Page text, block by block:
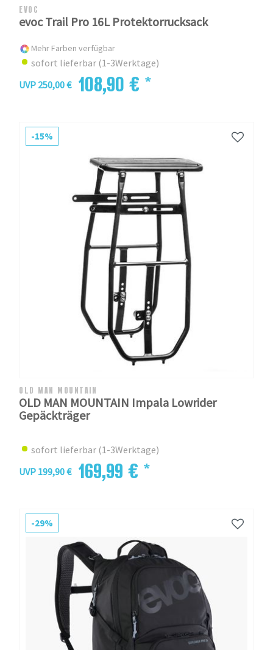
EVOC
evoc Trail Pro 16L Protektorrucksack
Mehr Farben verfügbar
sofort lieferbar (1-3Werktage)
UVP 250,00 € 108,90 € *
-15%
OLD MAN MOUNTAIN
OLD MAN MOUNTAIN Impala Lowrider
Gepäckträger
sofort lieferbar (1-3Werktage)
UVP 199,90 € 169,99 € *
-29%